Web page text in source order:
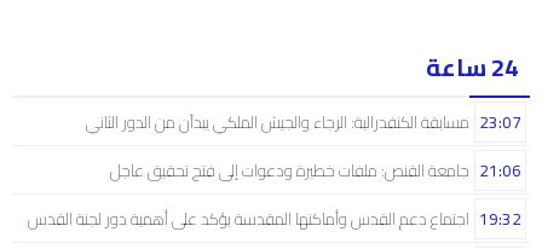
24 ساعة
مسابقة الكنفدرالية: الرجاء والجيش الملكي يبدآن من الدور الثاني 23:07
جامعة القنص: ملفات خطيرة ودعوات إلى فتح تحقيق عاجل 21:06
اجتماع دعم القدس وأماكنها المقدسة يؤكد على أهمية دور لجنة القدس 19:32